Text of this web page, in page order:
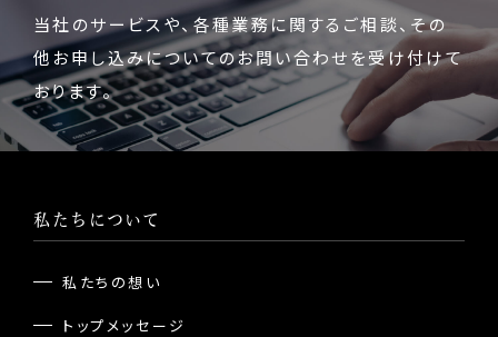
当社のサービスや、各種業務に関するご相談、 その
他お申し込みについてのお問い合わせを受け付けて
おります。
私たちについて
私たちの想い
トップメッセージ